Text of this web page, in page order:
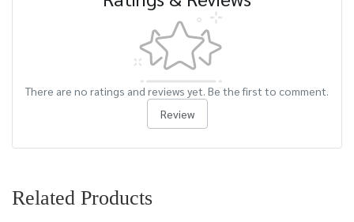
There are no ratings and reviews yet. Be the first to comment.
Review
Related Products